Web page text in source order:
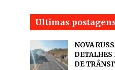
Ultimas
NOVA
DETALHES
DE